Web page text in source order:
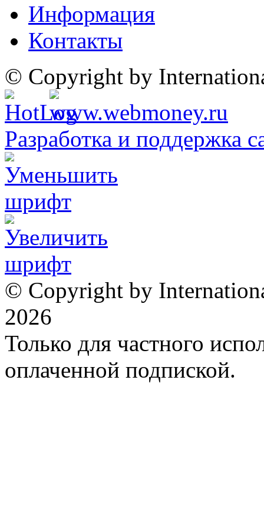
Информация
Контакты
© Copyright by
Разработка и поддержка
© Copyright by
2026
Только для частного
оплаченной подпиской.